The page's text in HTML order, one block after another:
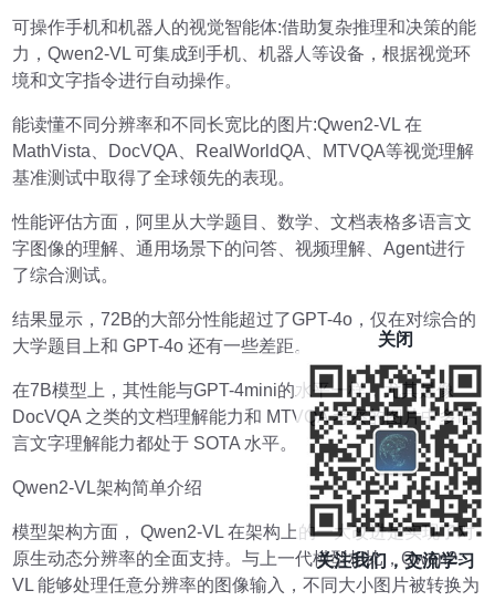
可操作手机和机器人的视觉智能体:借助复杂推理和决策的能
力，Qwen2-VL 可集成到手机、机器人等设备，根据视觉环
境和文字指令进行自动操作。
能读懂不同分辨率和不同长宽比的图片:Qwen2-VL 在
MathVista、DocVQA、RealWorldQA、MTVQA等视觉理解
基准测试中取得了全球领先的表现。
性能评估方面，阿里从大学题目、数学、文档表格多语言文
字图像的理解、通用场景下的问答、视频理解、Agent进行
了综合测试。
结果显示，72B的大部分性能超过了GPT-4o，仅在对综合的
大学题目上和 GPT-4o 还有一些差距。
在7B模型上，其性能与GPT-4mini的水平一样，尤其是像
DocVQA 之类的文档理解能力和 MTVQA 考察的图片中多语
言文字理解能力都处于 SOTA 水平。
Qwen2-VL架构简单介绍
模型架构方面， Qwen2-VL 在架构上的一大改进是实现了对
原生动态分辨率的全面支持。与上一代模型相比，Qwen2-
VL 能够处理任意分辨率的图像输入，不同大小图片被转换为
关闭
关注我们，交流学习